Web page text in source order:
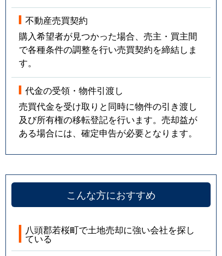
不動産売買契約
購入希望者が見つかった場合、売主・買主間
で各種条件の調整を行い売買契約を締結しま
す。
代金の受領・物件引渡し
売買代金を受け取りと同時に物件の引き渡し
及び所有権の移転登記を行います。売却益が
ある場合には、確定申告が必要となります。
こんな方におすすめ
八頭郡若桜町で土地売却に強い会社を探し
ている